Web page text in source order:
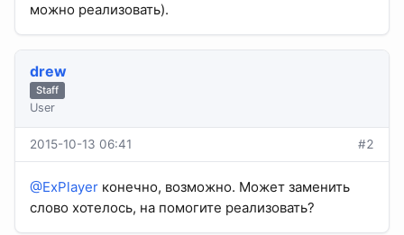
можно реализовать).
drew
Staff
User
2015-10-13 06:41 #2
@ExPlayer конечно, возможно. Может заменить
слово хотелось, на помогите реализовать?